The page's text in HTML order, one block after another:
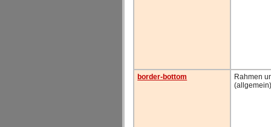
border-bottom
Rahmen